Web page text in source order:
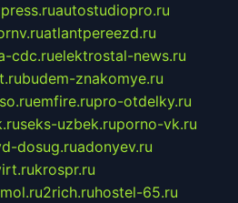
autostudiopro.ru
atlantpereezd.ru
cdc.ruelektrostal-news.ru
budem-znakomye.ru
emfire.rupro-otdelky.ru
seks-uzbek.ruporno-vk.ru
dosug.ruadonyev.ru
krospr.ru
2rich.ruhostel-65.ru